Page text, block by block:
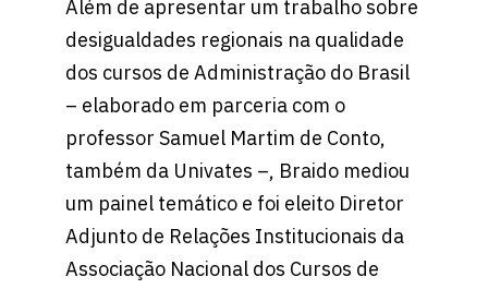
Além de apresentar um trabalho sobre
desigualdades regionais na qualidade
dos cursos de Administração do Brasil
– elaborado em parceria com o
professor Samuel Martim de Conto,
também da Univates –, Braido mediou
um painel temático e foi eleito Diretor
Adjunto de Relações Institucionais da
Associação Nacional dos Cursos de